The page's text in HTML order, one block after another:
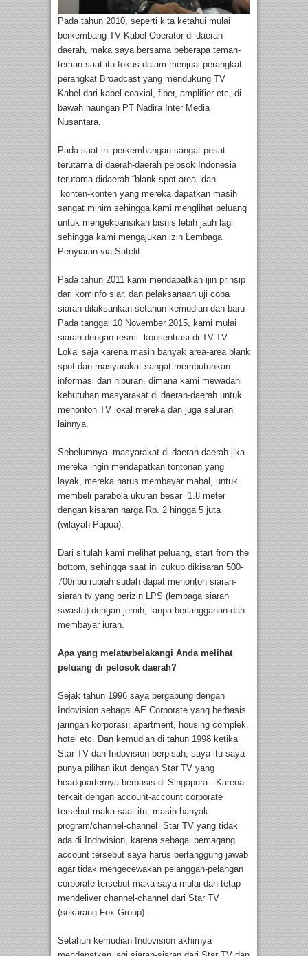
Pada tahun 2010, seperti kita ketahui mulai
berkembang TV Kabel Operator di daerah-
daerah, maka saya bersama beberapa teman-
teman saat itu fokus dalam menjual perangkat-
perangkat Broadcast yang mendukung TV
Kabel dari kabel coaxial, fiber, amplifier etc, di
bawah naungan PT Nadira Inter Media
Nusantara.
Pada saat ini perkembangan sangat pesat
terutama di daerah-daerah pelosok Indonesia
terutama didaerah “blank spot area dan
konten-konten yang mereka dapatkan masih
sangat minim sehingga kami menglihat peluang
untuk mengekpansikan bisnis lebih jauh lagi
sehingga kami mengajukan izin Lembaga
Penyiaran via Satelit
Pada tahun 2011 kami mendapatkan ijin prinsip
dari kominfo siar, dan pelaksanaan uji coba
siaran dilaksankan setahun kemudian dan baru
Pada tanggal 10 November 2015, kami mulai
siaran dengan resmi konsentrasi di TV-TV
Lokal saja karena masih banyak area-area blank
spot dan masyarakat sangat membutuhkan
informasi dan hiburan, dimana kami mewadahi
kebutuhan masyarakat di daerah-daerah untuk
menonton TV lokal mereka dan juga saluran
lainnya.
Sebelumnya masyarakat di daerah daerah jika
mereka ingin mendapatkan tontonan yang
layak, mereka harus membayar mahal, untuk
membeli parabola ukuran besar 1.8 meter
dengan kisaran harga Rp. 2 hingga 5 juta
(wilayah Papua).
Dari situlah kami melihat peluang, start from the
bottom, sehingga saat ini cukup dikisaran 500-
700ribu rupiah sudah dapat menonton siaran-
siaran tv yang berizin LPS (lembaga siaran
swasta) dengan jernih, tanpa berlangganan dan
membayar iuran.
Apa yang melatarbelakangi Anda melihat
peluang di pelosok daerah?
Sejak tahun 1996 saya bergabung dengan
Indovision sebagai AE Corporate yang berbasis
jaringan korporasi; apartment, housing complek,
hotel etc. Dan kemudian di tahun 1998 ketika
Star TV dan Indovision berpisah, saya itu saya
punya pilihan ikut dengan Star TV yang
headquarternya berbasis di Singapura. Karena
terkait dengan account-account corporate
tersebut maka saat itu, masih banyak
program/channel-channel Star TV yang tidak
ada di Indovision, karena sebagai pemagang
account tersebut saya harus bertanggung jawab
agar tidak mengecewakan pelanggan-pelangan
corporate tersebut maka saya mulai dan tetap
mendeliver channel-channel dari Star TV
(sekarang Fox Group) .
Setahun kemudian Indovision akhirnya